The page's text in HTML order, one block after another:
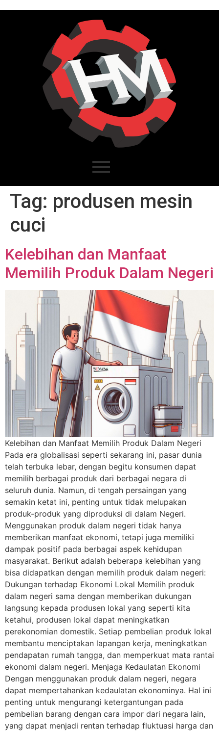
Tag: produsen mesin
cuci
Kelebihan dan Manfaat
Memilih Produk Dalam Negeri
Kelebihan dan Manfaat Memilih Produk Dalam Negeri
Pada era globalisasi seperti sekarang ini, pasar dunia
telah terbuka lebar, dengan begitu konsumen dapat
memilih berbagai produk dari berbagai negara di
seluruh dunia. Namun, di tengah persaingan yang
semakin ketat ini, penting untuk tidak melupakan
produk-produk yang diproduksi di dalam Negeri.
Menggunakan produk dalam negeri tidak hanya
memberikan manfaat ekonomi, tetapi juga memiliki
dampak positif pada berbagai aspek kehidupan
masyarakat. Berikut adalah beberapa kelebihan yang
bisa didapatkan dengan memilih produk dalam negeri:
Dukungan terhadap Ekonomi Lokal Memilih produk
dalam negeri sama dengan memberikan dukungan
langsung kepada produsen lokal yang seperti kita
ketahui, produsen lokal dapat meningkatkan
perekonomian domestik. Setiap pembelian produk lokal
membantu menciptakan lapangan kerja, meningkatkan
pendapatan rumah tangga, dan memperkuat mata rantai
ekonomi dalam negeri. Menjaga Kedaulatan Ekonomi
Dengan menggunakan produk dalam negeri, negara
dapat mempertahankan kedaulatan ekonominya. Hal ini
penting untuk mengurangi ketergantungan pada
pembelian barang dengan cara impor dari negara lain,
yang dapat menjadi rentan terhadap fluktuasi harga dan